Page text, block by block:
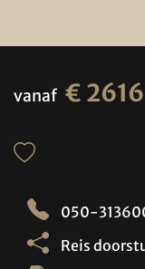
vanaf € 2616
050-
Reis